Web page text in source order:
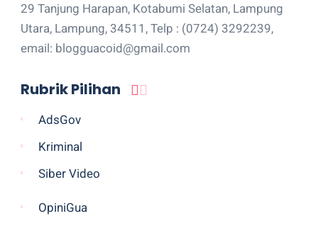
29 Tanjung Harapan, Kotabumi Selatan, Lampung
Utara, Lampung, 34511, Telp : (0724) 3292239,
email: blogguacoid@gmail.com
Rubrik Pilihan
AdsGov
Kriminal
Siber Video
OpiniGua